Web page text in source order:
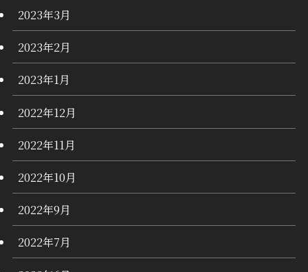
2023年3月
2023年2月
2023年1月
2022年12月
2022年11月
2022年10月
2022年9月
2022年7月